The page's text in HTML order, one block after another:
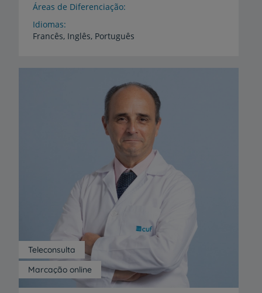
Áreas de Diferenciação
Idiomas
Francês, Inglês, Português
Marcação online
Teleconsulta